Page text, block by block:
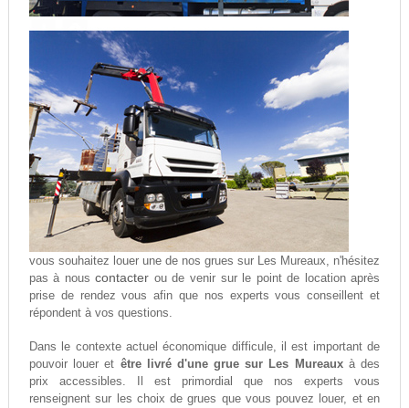
vous souhaitez louer une de nos grues sur Les Mureaux, n'hésitez
pas à nouscontacter ou de venir sur le point de location après
prise de rendez vous afin que nos experts vous conseillent et
répondent à vos questions.
Dans le contexte actuel économique difficule, il est important de
pouvoir louer et être livré d'une grue sur Les Mureauxà des
prix accessibles. Il est primordial que nos experts vous
renseignent sur les choix de grues que vous pouvez louer, et en